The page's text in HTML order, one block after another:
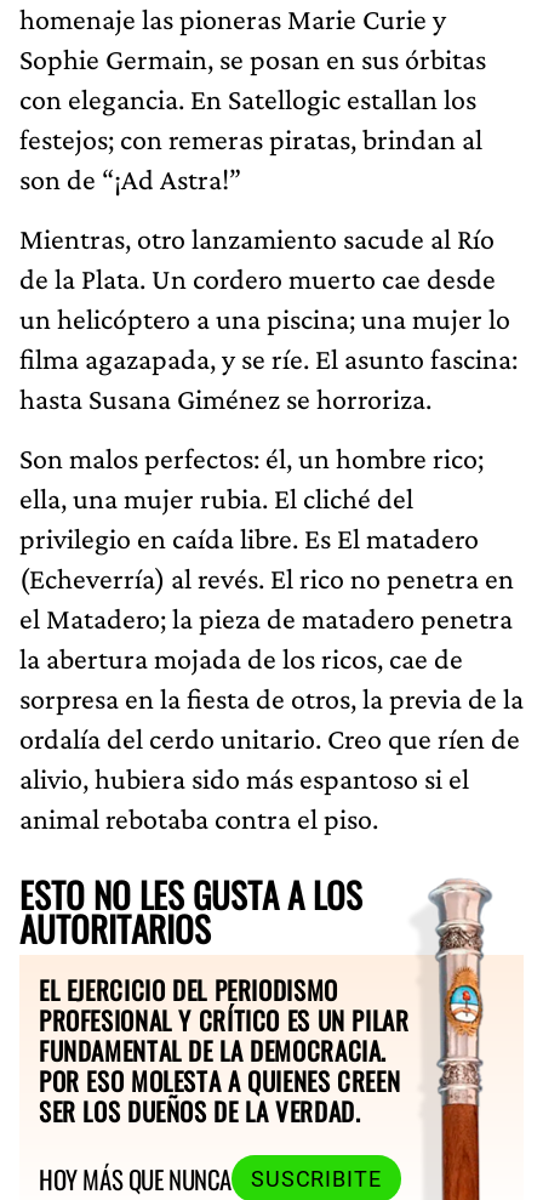
homenaje las pioneras Marie Curie y
Sophie Germain, se posan en sus órbitas
con elegancia. En Satellogic estallan los
festejos; con remeras piratas, brindan al
son de “¡Ad Astra!”
Mientras, otro lanzamiento sacude al Río
de la Plata. Un cordero muerto cae desde
un helicóptero a una piscina; una mujer lo
filma agazapada, y se ríe. El asunto fascina:
hasta Susana Giménez se horroriza.
Son malos perfectos: él, un hombre rico;
ella, una mujer rubia. El cliché del
privilegio en caída libre. Es El matadero
(Echeverría) al revés. El rico no penetra en
el Matadero; la pieza de matadero penetra
la abertura mojada de los ricos, cae de
sorpresa en la fiesta de otros, la previa de la
ordalía del cerdo unitario. Creo que ríen de
alivio, hubiera sido más espantoso si el
animal rebotaba contra el piso.
ESTO NO LES GUSTA A LOS
AUTORITARIOS
EL EJERCICIO DEL PERIODISMO
PROFESIONAL Y CRÍTICO ES UN PILAR
FUNDAMENTAL DE LA DEMOCRACIA.
POR ESO MOLESTA A QUIENES CREEN
SER LOS DUEÑOS DE LA VERDAD.
HOY MÁS QUE NUNCA
SUSCRIBITE